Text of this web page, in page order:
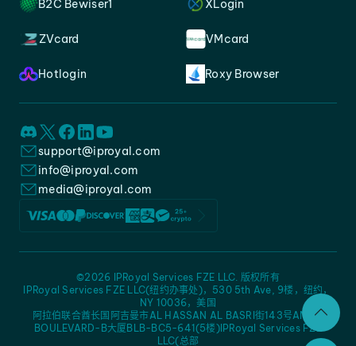
B2C Bewiser1 XLogin
ZVcard VMcard
Hotlogin Roxy Browser
support@iproyal.com
info@iproyal.com
media@iproyal.com
阿拉伯联合酋长国阿吉曼市AL HASSAN AL BASRI街143号AMC -
BOULEVARD-B大厦BLB-BC5-641(5楼)IPRoyal Services FZE
LLC(总部
IPRoyal Services FZE LLC(纽约办事处)，530 5th Ave, 9楼，纽约，
NY 10036，美国
©2026 IPRoyal Services FZE LLC. 版权所有